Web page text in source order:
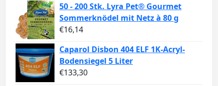
50 - 200 Stk. Lyra Pet® Gourmet
Sommerknödel mit Netz à 80 g
€16,14
Caparol Disbon 404 ELF 1K-Acryl-
Bodensiegel 5 Liter
€133,30